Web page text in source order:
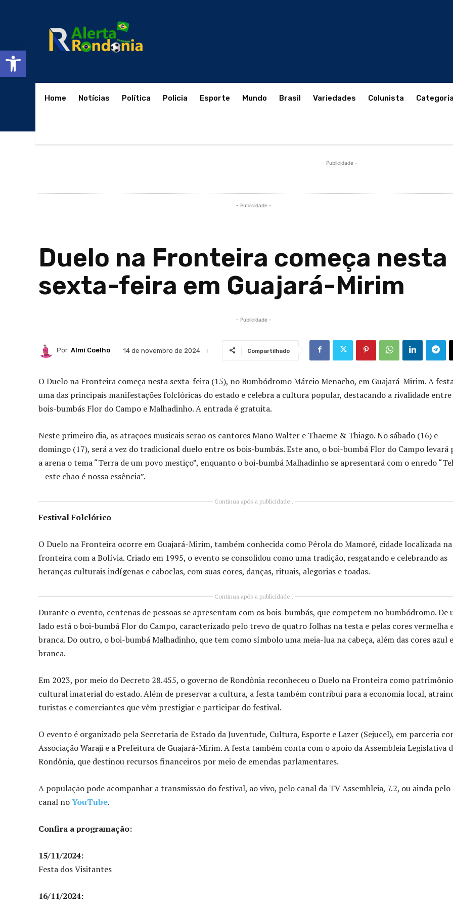
Abrir a barra de ferramentas
Home Notícias Política Policia Esporte Mundo Brasil Variedades Colunista
- Publicidade -
- Publicidade -
Duelo na Fronteira começa nesta
sexta-feira em Guajará-Mirim
- Publicidade -
Por Almi Coelho 14 de novembro de 2024 Compartilhado
O Duelo na Fronteira começa nesta sexta-feira (15), no Bumbódromo Márcio Menacho, em Guajará-Mirim. A
uma das principais manifestações folclóricas do estado e celebra a cultura popular, destacando a rivalidade entre
bois-bumbás Flor do Campo e Malhadinho. A entrada é gratuita.
Neste primeiro dia, as atrações musicais serão os cantores Mano Walter e Thaeme & Thiago. No sábado (16) e
domingo (17), será a vez do tradicional duelo entre os bois-bumbás. Este ano, o boi-bumbá Flor do Campo levará
a arena o tema “Terra de um povo mestiço”, enquanto o boi-bumbá Malhadinho se apresentará com o enredo
– este chão é nossa essência”.
Continua após a publicidade..
Festival Folclórico
O Duelo na Fronteira ocorre em Guajará-Mirim, também conhecida como Pérola do Mamoré, cidade localizada na
fronteira com a Bolívia. Criado em 1995, o evento se consolidou como uma tradição, resgatando e celebrando as
heranças culturais indígenas e caboclas, com suas cores, danças, rituais, alegorias e toadas.
Continua após a publicidade..
Durante o evento, centenas de pessoas se apresentam com os bois-bumbás, que competem no bumbódromo. De
lado está o boi-bumbá Flor do Campo, caracterizado pelo trevo de quatro folhas na testa e pelas cores vermelha
branca. Do outro, o boi-bumbá Malhadinho, que tem como símbolo uma meia-lua na cabeça, além das cores azul e
branca.
Em 2023, por meio do Decreto 28.455, o governo de Rondônia reconheceu o Duelo na Fronteira como patrimônio
cultural imaterial do estado. Além de preservar a cultura, a festa também contribui para a economia local,
turistas e comerciantes que vêm prestigiar e participar do festival.
O evento é organizado pela Secretaria de Estado da Juventude, Cultura, Esporte e Lazer (Sejucel), em parceria
Associação Waraji e a Prefeitura de Guajará-Mirim. A festa também conta com o apoio da Assembleia Legislativa
Rondônia, que destinou recursos financeiros por meio de emendas parlamentares.
A população pode acompanhar a transmissão do festival, ao vivo, pelo canal da TV Assembleia, 7.2, ou ainda pelo
canal noYouTube.
Confira a programação:
15/11/2024:
Festa dos Visitantes
16/11/2024: